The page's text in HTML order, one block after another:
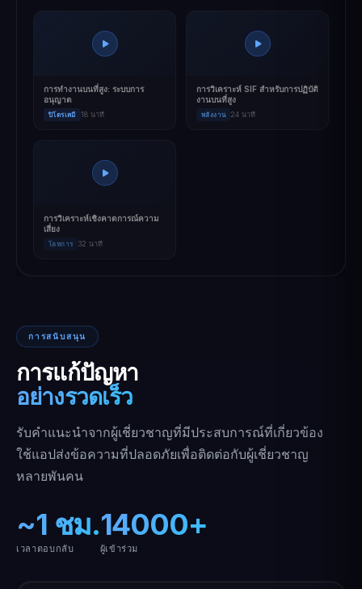
การทำงานบนที่สูง: ระบบการ
อนุญาต
ปิโตรเคมี 18 นาที
การวิเคราะห์ SIF สำหรับการปฏิบัติ
งานบนที่สูง
พลังงาน 24 นาที
การวิเคราะห์เชิงคาดการณ์ความ
เสี่ยง
โลหการ 32 นาที
การสนับสนุน
การแก้ปัญหา
อย่างรวดเร็ว
รับคำแนะนำจากผู้เชี่ยวชาญที่มีประสบการณ์ที่เกี่ยวข้อง
ใช้แอปส่งข้อความที่ปลอดภัยเพื่อติดต่อกับผู้เชี่ยวชาญ
หลายพันคน
~1 ชม.
เวลาตอบกลับ
14000+
ผู้เข้าร่วม